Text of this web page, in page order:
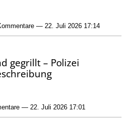
— 22. Juli 2026 17:14
gegrillt – Polizei
— 22. Juli 2026 17:01